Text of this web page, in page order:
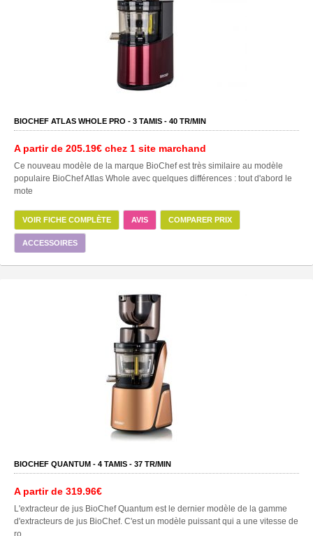
BIOCHEF ATLAS WHOLE PRO - 3 TAMIS - 40 TR/MIN
A partir de 205.19€ chez 1 site marchand
Ce nouveau modèle de la marque BioChef est très similaire au modèle
populaire BioChef Atlas Whole avec quelques différences : tout d'abord le
mote
VOIR FICHE COMPLÈTE AVIS COMPARER PRIX
ACCESSOIRES
BIOCHEF QUANTUM - 4 TAMIS - 37 TR/MIN
A partir de 319.96€
L'extracteur de jus BioChef Quantum est le dernier modèle de la gamme
d'extracteurs de jus BioChef. C'est un modèle puissant qui a une vitesse de
ro